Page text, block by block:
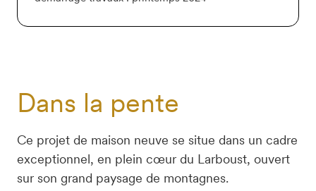
Dans la pente
Ce projet de maison neuve se situe dans un cadre
exceptionnel, en plein cœur du Larboust, ouvert
sur son grand paysage de montagnes.